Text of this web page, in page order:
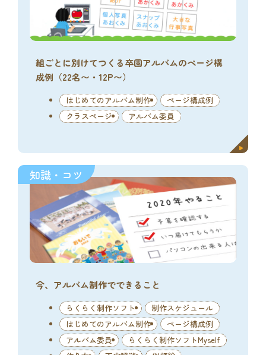
組ごとに別けてつくる卒園アルバムのページ構
成例（22名〜・12P〜）
はじめてのアルバム制作
ページ構成例
クラスページ
アルバム委員
知識・コツ
今、アルバム制作でできること
らくらく制作ソフト
制作スケジュール
はじめてのアルバム制作
ページ構成例
アルバム委員
らくらく制作ソフトMyself